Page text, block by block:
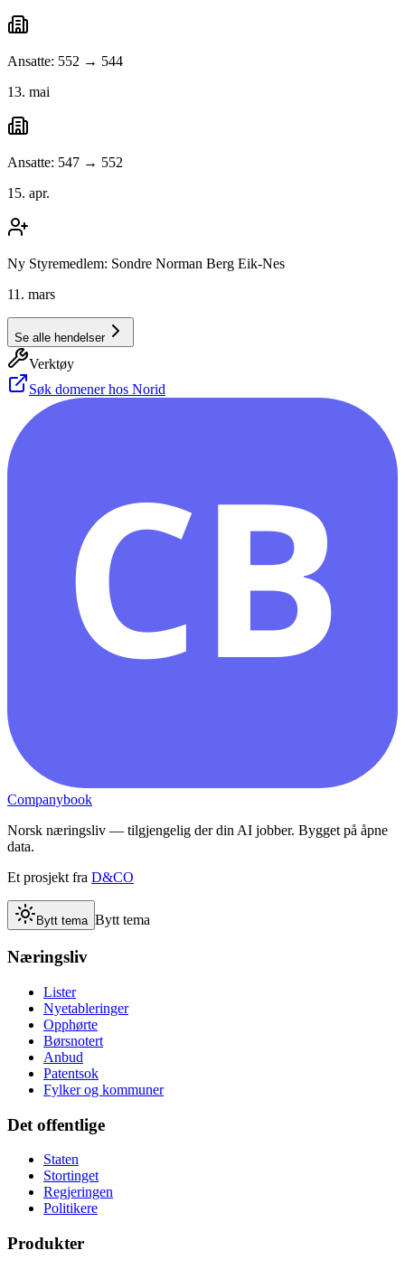
Ansatte: 552 → 544
13. mai
Ansatte: 547 → 552
15. apr.
Ny Styremedlem: Sondre Norman Berg Eik-Nes
11. mars
Se alle hendelser
Verktøy
Søk domener hos Norid
CB
Companybook
Norsk næringsliv — tilgjengelig der din AI jobber. Bygget på åpne
data.
Et prosjekt fra D&CO
Bytt tema Bytt tema
Næringsliv
Lister
Nyetableringer
Opphørte
Børsnotert
Anbud
Patentsok
Fylker og kommuner
Det offentlige
Staten
Stortinget
Regjeringen
Politikere
Produkter